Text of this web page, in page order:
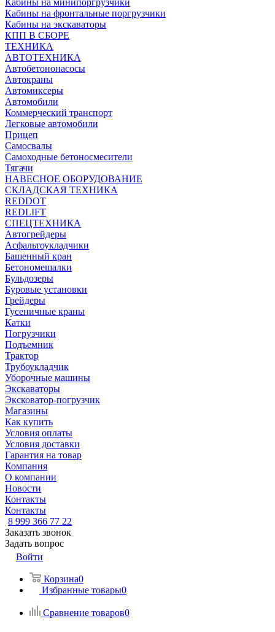
Кабины на минипоргрузчики
Кабины на фронтальные поргрузчики
Кабины на экскаваторы
КПП В СБОРЕ
ТЕХНИКА
АВТОТЕХНИКА
Автобетононасосы
Автокраны
Автомиксеры
Автомобили
Коммерческий транспорт
Легковые автомобили
Прицеп
Самосвалы
Самоходные бетоносмесители
Тягачи
НАВЕСНОЕ ОБОРУДОВАНИЕ
СКЛАДСКАЯ ТЕХНИКА
REDDOT
REDLIFT
СПЕЦТЕХНИКА
Автогрейдеры
Асфальтоукладчики
Башенный кран
Бетономешалки
Бульдозеры
Буровые установки
Грейдеры
Гусеничные краны
Катки
Погрузчики
Подъемник
Трактор
Трубоукладчик
Уборочные машины
Экскаваторы
Эксковатор-погрузчик
Магазины
Как купить
Условия оплаты
Условия доставки
Гарантия на товар
Компания
О компании
Новости
Контакты
Контакты
8 999 366 77 22
Заказать звонок
Задать вопрос
Войти
Корзина0
Избранные товары0
Сравнение товаров0